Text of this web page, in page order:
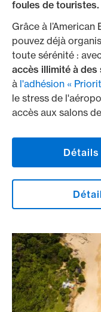
foules de touristes.
Grâce à
pouvez déjà
toute sérénité :
accès illimité à
à l'adhésion «
le stress de
accès aux salons
Détails